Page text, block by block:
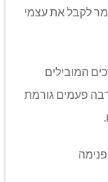
לקבל את עצמי
המובילים
פעמים גורמת